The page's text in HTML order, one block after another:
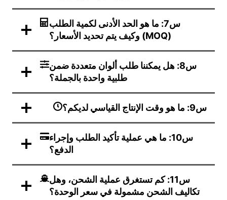
س7: ما هو الحد الأدنى لكمية الطلب
(MOQ) وكيف يتم تحديد الأسعار؟
س8: هل يمكننا طلب ألوان متعددة ضمن
طلبية واحدة بالجملة؟
س9: ما هو وقت الإنتاج القياسي لديكم؟
س10: ما هي عملية تأكيد الطلب وإجراء
الدفع؟
س11: كم تستغرق عملية الشحن، وهل
تكاليف الشحن مشمولة في سعر الوحدة؟